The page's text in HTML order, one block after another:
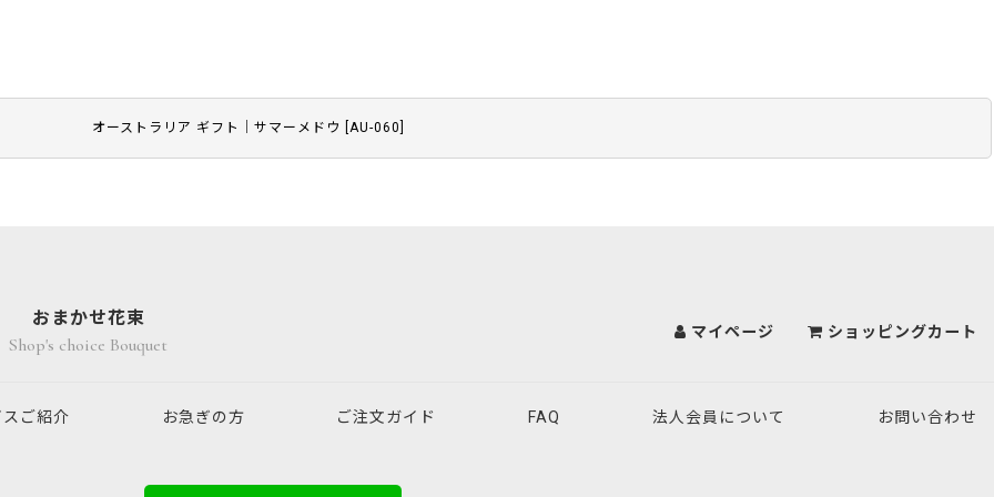
オーストラリア ギフト｜サマーメドウ AU-060
おまかせ花束
Shop's choice Bouquet
マイページ ショッピングカート
ご紹介 お急ぎの方 ご注文ガイド FAQ 法人会員について お問い合わせ